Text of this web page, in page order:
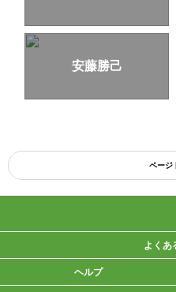
安藤勝己
ページ
よくあ
ヘルプ